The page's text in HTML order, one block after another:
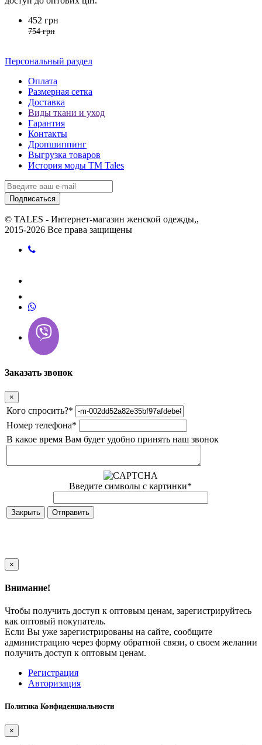
452 грн
754 грн
Персональный раздел
Оплата
Размерная сетка
Доставка
Виды ткани и уход
Гарантия
Контакты
Дропшиппинг
Выгрузка товаров
История моды ТМ Tales
Подписаться
© TALES - Интернет-магазин женской одежды,,
2015-2026 Все права защищены
Заказать звонок
×
Кого спросить?*
Номер телефона*
В какое время Вам будет удобно принять наш звонок
Введите символы с картинки*
Закрыть
×
Внимание!
Чтобы получить доступ к оптовым ценам, зарегистрируйтесь
как оптовый покупатель.
Если Вы уже зарегистрированы на сайте, сообщите
администрацию через форму обратной связи, о своем желании
получить доступ к оптовым ценам.
Регистрация
Авторизация
Политика Конфиденциальности
×